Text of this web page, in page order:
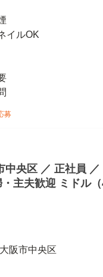
イルOK
募
中央区 ／ 正社員
主夫歓迎 ミドル
阪市中央区